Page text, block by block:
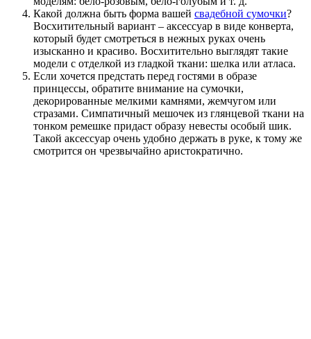
Какой должна быть форма вашей свадебной сумочки?
Восхитительный вариант – аксессуар в виде конверта,
который будет смотреться в нежных руках очень
изысканно и красиво. Восхитительно выглядят такие
модели с отделкой из гладкой ткани: шелка или атласа.
Если хочется предстать перед гостями в образе
принцессы, обратите внимание на сумочки,
декорированные мелкими камнями, жемчугом или
стразами. Симпатичный мешочек из глянцевой ткани на
тонком ремешке придаст образу невесты особый шик.
Такой аксессуар очень удобно держать в руке, к тому же
смотрится он чрезвычайно аристократично.